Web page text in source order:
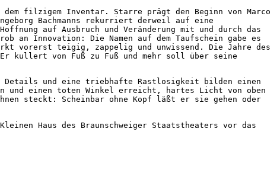
filzigem Inventar. Starre prägt den Beginn von Marco
Bachmanns rekurriert derweil auf eine
auf Ausbruch und Veränderung mit und durch das
an Innovation: Die Namen auf dem Taufschein gabe es
vorerst teigig, zappelig und unwissend. Die Jahre des
kullert von Fuß zu Fuß und mehr soll über seine
Details und eine triebhafte Rastlosigkeit bilden einen
und einen toten Winkel erreicht, hartes Licht von oben
steckt: Scheinbar ohne Kopf läßt er sie gehen oder
Haus des Braunschweiger Staatstheaters vor das